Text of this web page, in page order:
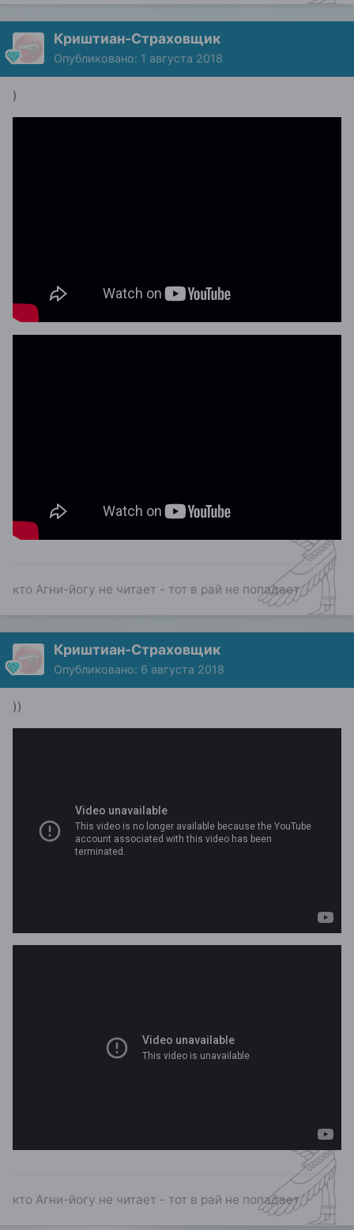
Криштиан-Страховщик
Опубликовано: 1 августа 2018
)
кто Агни-йогу не читает - тот в рай не попадает
Криштиан-Страховщик
Опубликовано: 6 августа 2018
))
кто Агни-йогу не читает - тот в рай не попадает